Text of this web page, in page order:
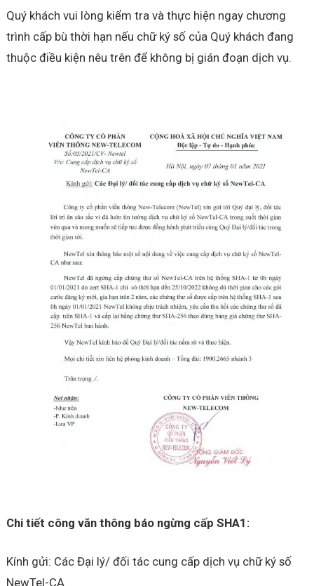
Quý khách vui lòng kiểm tra và thực hiện ngay chương
trình cấp bù thời hạn nếu chữ ký số của Quý khách đang
thuộc điều kiện nêu trên để không bị gián đoạn dịch vụ.
Chi tiết công văn thông báo ngừng cấp SHA1:
Kính gửi: Các Đại lý/ đối tác cung cấp dịch vụ chữ ký số
NewTel-CA